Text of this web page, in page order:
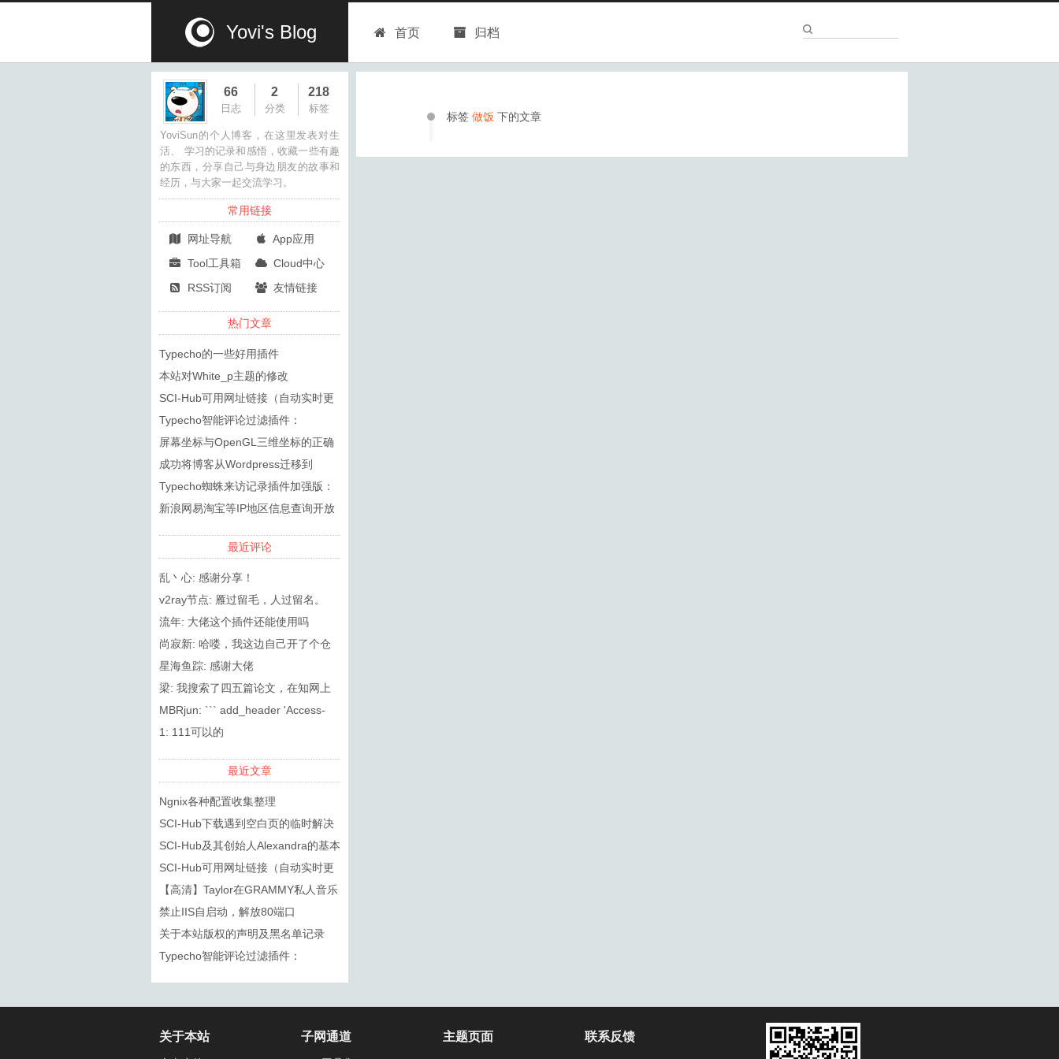
Yovi's Blog 首页 归档
标签 做饭 下的文章
66
日志
2
分类
218
标签
YoviSun的个人博客，在这里发表对生
活、 学习的记录和感悟，收藏一些有趣
的东西，分享自己与身边朋友的故事和
经历，与大家一起交流学习。
常用链接
网址导航
App应用
Tool工具箱
Cloud中心
RSS订阅
友情链接
热门文章
Typecho的一些好用插件
本站对White_p主题的修改
SCI-Hub可用网址链接（自动实时更
新）
Typecho智能评论过滤插件：
SmartSpam
屏幕坐标与OpenGL三维坐标的正确
转换
成功将博客从Wordpress迁移到
Typecho
Typecho蜘蛛来访记录插件加强版：
RobotsPlus
新浪网易淘宝等IP地区信息查询开放
最近评论
乱丶心: 感谢分享！
v2ray节点: 雁过留毛，人过留名。
流年: 大佬这个插件还能使用吗
尚寂新: 哈喽，我这边自己开了个仓
库，然后更新了2.8.0（在PHP8.0...
星海鱼踪: 感谢大佬
梁: 我搜索了四五篇论文，在知网上
复制的标题，DOI都无法搜索到
MBRjun: ``` add_header 'Access-
Control-...
1: 111可以的
最近文章
Ngnix各种配置收集整理
SCI-Hub下载遇到空白页的临时解决
方法
SCI-Hub及其创始人Alexandra的基本
信息
SCI-Hub可用网址链接（自动实时更
新）
【高清】Taylor在GRAMMY私人音乐
会上的几首歌
禁止IIS自启动，解放80端口
关于本站版权的声明及黑名单记录
Typecho智能评论过滤插件：
关于本站 子网通道 主题页面 联系反馈